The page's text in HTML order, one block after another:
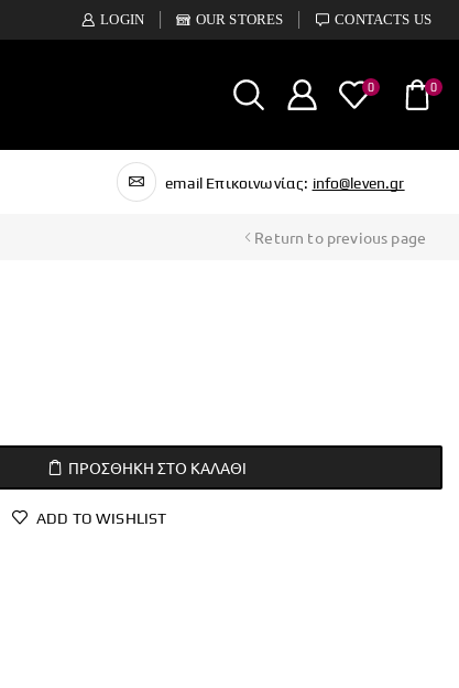
LOGIN OUR STORES CONTACTS US
0 0
email Επικοινωνίας: info@leven.gr
Return to previous page
ΠΡΟΣΘΉΚΗ ΣΤΟ ΚΑΛΆΘΙ
ADD TO WISHLIST